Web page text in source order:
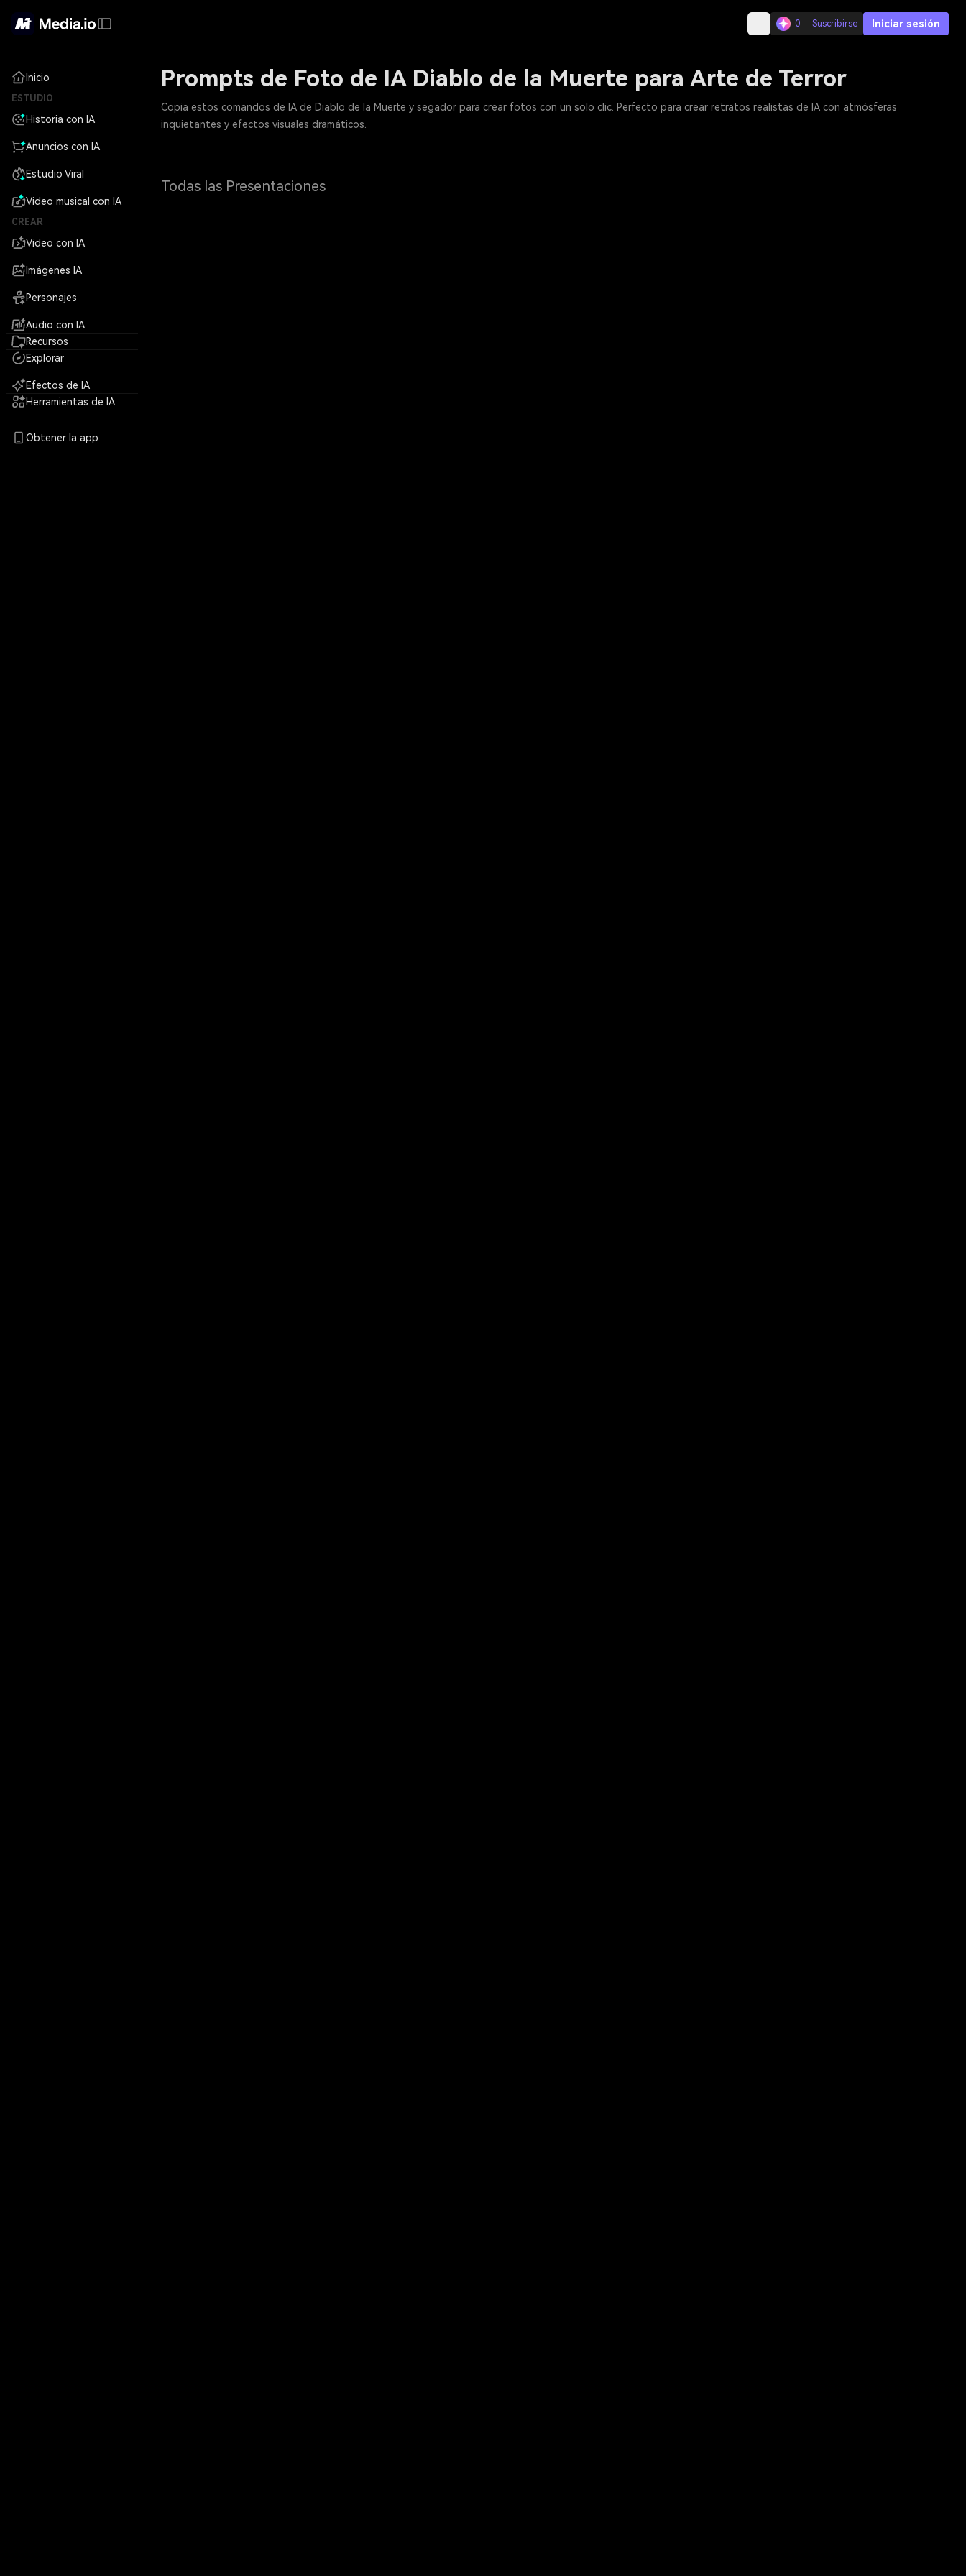
0 Suscribirse Iniciar sesión
Inicio
ESTUDIO
Historia con IA
Anuncios con IA
Estudio Viral
Video musical con IA
CREAR
Video con IA
Imágenes IA
Personajes
Audio con IA
Recursos
Explorar
Efectos de IA
Herramientas de IA
Obtener la app
Prompts de Foto de IA Diablo de la Muerte para Arte de Terror
Copia estos comandos de IA de Diablo de la Muerte y segador para crear fotos con un solo clic. Perfecto para crear retratos realistas de IA con atmósferas
inquietantes y efectos visuales dramáticos.
Todas las Presentaciones